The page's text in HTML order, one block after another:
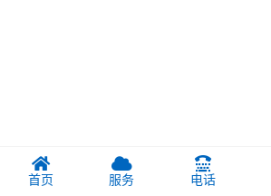
首页 服务 电话